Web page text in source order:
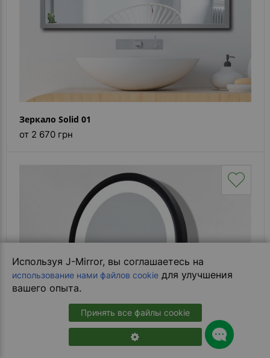
Используя J-Mirror, вы соглашаетесь на
использование нами файлов cookie для улучшения
вашего опыта.
Принять все файлы cookie
Зеркало Solid 01
от 2 670 грн